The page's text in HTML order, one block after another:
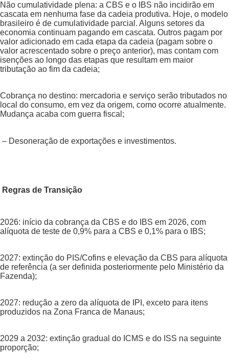
Não cumulatividade plena: a CBS e o IBS não incidirão em
cascata em nenhuma fase da cadeia produtiva. Hoje, o modelo
brasileiro é de cumulatividade parcial. Alguns setores da
economia continuam pagando em cascata. Outros pagam por
valor adicionado em cada etapa da cadeia (pagam sobre o
valor acrescentado sobre o preço anterior), mas contam com
isenções ao longo das etapas que resultam em maior
tributação ao fim da cadeia;
Cobrança no destino: mercadoria e serviço serão tributados no
local do consumo, em vez da origem, como ocorre atualmente.
Mudança acaba com guerra fiscal;
– Desoneração de exportações e investimentos.
Regras de Transição
2026: início da cobrança da CBS e do IBS em 2026, com
alíquota de teste de 0,9% para a CBS e 0,1% para o IBS;
2027: extinção do PIS/Cofins e elevação da CBS para alíquota
de referência (a ser definida posteriormente pelo Ministério da
Fazenda);
2027: redução a zero da alíquota de IPI, exceto para itens
produzidos na Zona Franca de Manaus;
2029 a 2032: extinção gradual do ICMS e do ISS na seguinte
proporção;